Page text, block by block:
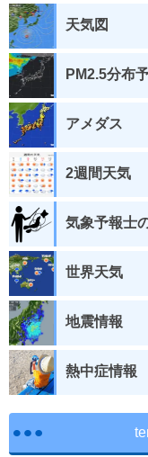
天気図
PM2.5分布
アメダス
2週間天気
気象予報士
世界天気
地震情報
熱中症情報